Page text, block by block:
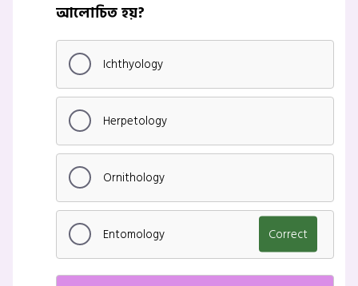
আলোচিত হয়?
Ichthyology
Herpetology
Ornithology
Entomology Correct